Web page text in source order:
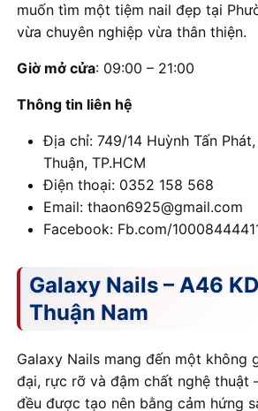
muốn tìm một tiệm nail đẹp tại
vừa chuyên nghiệp vừa thân thiện.
Giờ mở cửa: 09:00 – 21:00
Thông tin liên hệ
Địa chỉ: 749/14 Huỳnh Tấn
Thuận, TP.HCM
Điện thoại: 0352 158 568
Email: thaon6925@gmail.com
Facebook: Fb.com/
Galaxy Nails – A46
Thuận Nam
Galaxy Nails mang đến một không
đại, rực rỡ và đậm chất nghệ thuật
đều được tạo nên bằng cảm hứng